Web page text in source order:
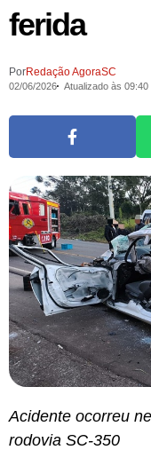
ferida
PorRedação AgoraSC
02/06/2026 Atualizado às 09:40
Acidente ocorreu
rodovia SC-350